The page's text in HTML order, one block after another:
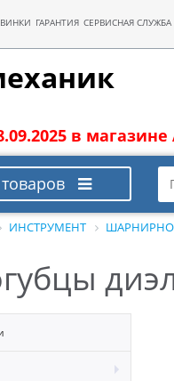
ГАРАНТИЯ СЕРВИСНАЯ СЛУЖБА
в
ИНСТРУМЕНТ